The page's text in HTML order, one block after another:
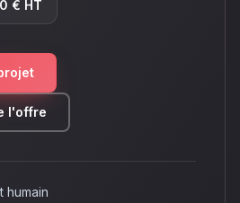
€ HT
l'offre
humain